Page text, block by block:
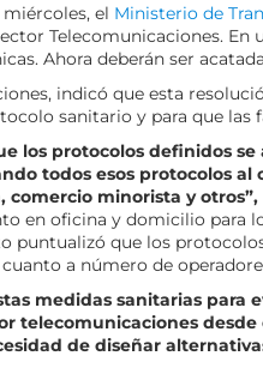
el Ministerio de
Telecomunicaciones. En
Ahora deberán ser
indicó que esta
sanitario y para que las
los protocolos definidos
todos esos protocolos
minorista y
en oficina y domicilio para
puntualizó que los
a número de
medidas sanitarias para
telecomunicaciones
de diseñar